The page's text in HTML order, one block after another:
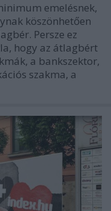
emelésnek,
köszönhetően
Persze ez
hogy az átlagbért
a bankszektor,
szakma, a